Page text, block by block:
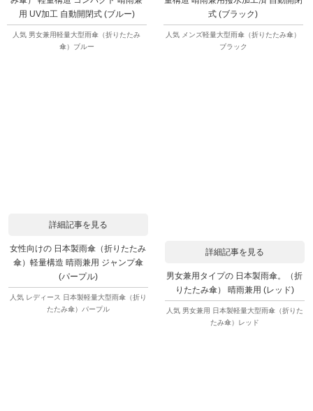
用 UV加工 自動開閉式 (ブルー)
人気 男女兼用軽量大型雨傘（折りたたみ
傘）ブルー
式 (ブラック)
人気 メンズ軽量大型雨傘（折りたたみ傘）
ブラック
詳細記事を見る
女性向けの 日本製雨傘（折りたたみ
傘）軽量構造 晴雨兼用 ジャンプ傘
(パープル)
人気 レディース 日本製軽量大型雨傘（折り
たたみ傘）パープル
詳細記事を見る
男女兼用タイプの 日本製雨傘。（折
りたたみ傘） 晴雨兼用 (レッド)
人気 男女兼用 日本製軽量大型雨傘（折りた
たみ傘）レッド